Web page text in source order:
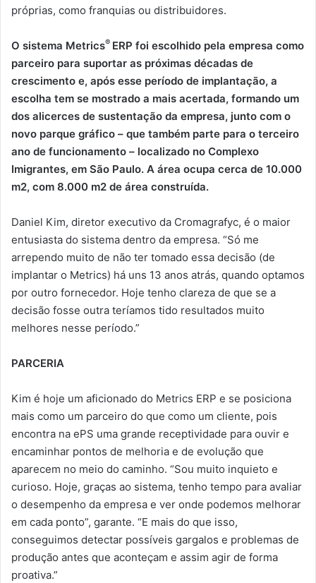
próprias, como franquias ou distribuidores.
O sistema Metrics® ERP foi escolhido pela empresa como
parceiro para suportar as próximas décadas de
crescimento e, após esse período de implantação, a
escolha tem se mostrado a mais acertada, formando um
dos alicerces de sustentação da empresa, junto com o
novo parque gráfico – que também parte para o terceiro
ano de funcionamento – localizado no Complexo
Imigrantes, em São Paulo. A área ocupa cerca de 10.000
m2, com 8.000 m2 de área construída.
Daniel Kim, diretor executivo da Cromagrafyc, é o maior
entusiasta do sistema dentro da empresa. “Só me
arrependo muito de não ter tomado essa decisão (de
implantar o Metrics) há uns 13 anos atrás, quando optamos
por outro fornecedor. Hoje tenho clareza de que se a
decisão fosse outra teríamos tido resultados muito
melhores nesse período.”
PARCERIA
Kim é hoje um aficionado do Metrics ERP e se posiciona
mais como um parceiro do que como um cliente, pois
encontra na ePS uma grande receptividade para ouvir e
encaminhar pontos de melhoria e de evolução que
aparecem no meio do caminho. “Sou muito inquieto e
curioso. Hoje, graças ao sistema, tenho tempo para avaliar
o desempenho da empresa e ver onde podemos melhorar
em cada ponto”, garante. “E mais do que isso,
conseguimos detectar possíveis gargalos e problemas de
produção antes que aconteçam e assim agir de forma
proativa.”